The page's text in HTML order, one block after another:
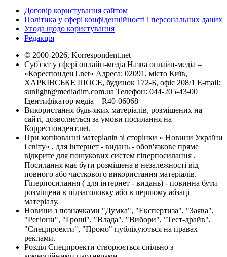
Договір користування сайтом
Політика у сфері конфіденційності і персональних даних
Угода щодо користування
Редакція
© 2000-2026, Korrespondent.net
Суб'єкт у сфері онлайн-медіа Назва онлайн-медіа –
«КореспонденТ.net» Адреса: 02091, місто Київ,
ХАРКІВСЬКЕ ШОСЕ, будинок 172-Б, офіс 208/1 E-mail:
sunlight@mediadim.com.ua Телефон: 044-205-43-00
Ідентифікатор медіа – R40-06068
Використання будь-яких матеріалів, розміщених на
сайті, дозволяється за умови посилання на
Корреспондент.net.
При копіюванні матеріалів зі сторінки « Новини України
і світу» , для інтернет - видань - обов'язкове пряме
відкрите для пошукових систем гіперпосилання .
Посилання має бути розміщена в незалежності від
повного або часткового використання матеріалів.
Гіперпосилання ( для інтернет - видань) - повинна бути
розміщена в підзаголовку або в першому абзаці
матеріалу.
Новини з позначками "Думка", "Експертиза", "Заява",
"Регіони", "Гроші", "Влада", "Вибори", "Тест-драйв",
"Спецпроекти", "Промо" публікуються на правах
реклами.
Розділ Спецпроекти створюється спільно з